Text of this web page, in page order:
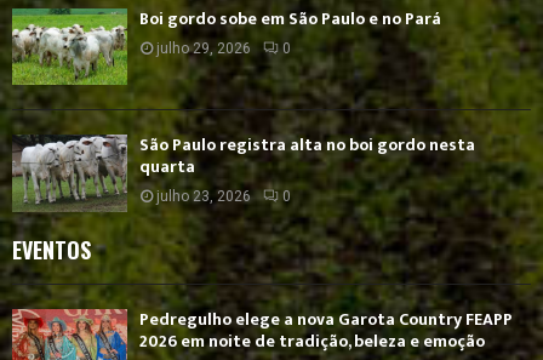
Boi gordo sobe em São Paulo e no Pará
julho 29, 2026 0
São Paulo registra alta no boi gordo nesta
quarta
julho 23, 2026 0
EVENTOS
Pedregulho elege a nova Garota Country FEAPP
2026 em noite de tradição, beleza e emoção